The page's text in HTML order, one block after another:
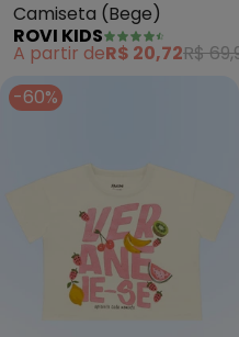
Camiseta (Bege)
ROVI KIDS
A partir deR$ 20,72R$
-60%